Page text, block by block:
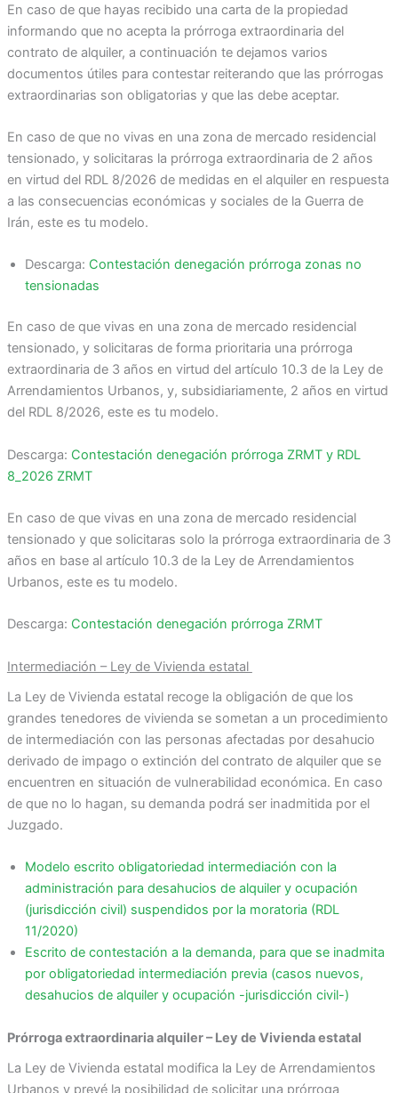
En caso de que hayas recibido una carta de la propiedad
informando que no acepta la prórroga extraordinaria del
contrato de alquiler, a continuación te dejamos varios
documentos útiles para contestar reiterando que las prórrogas
extraordinarias son obligatorias y que las debe aceptar.
En caso de que no vivas en una zona de mercado residencial
tensionado, y solicitaras la prórroga extraordinaria de 2 años
en virtud del RDL 8/2026 de medidas en el alquiler en respuesta
a las consecuencias económicas y sociales de la Guerra de
Irán, este es tu modelo.
Descarga: Contestación denegación prórroga zonas no
tensionadas
En caso de que vivas en una zona de mercado residencial
tensionado, y solicitaras de forma prioritaria una prórroga
extraordinaria de 3 años en virtud del artículo 10.3 de la Ley de
Arrendamientos Urbanos, y, subsidiariamente, 2 años en virtud
del RDL 8/2026, este es tu modelo.
Descarga: Contestación denegación prórroga ZRMT y RDL
8_2026 ZRMT
En caso de que vivas en una zona de mercado residencial
tensionado y que solicitaras solo la prórroga extraordinaria de 3
años en base al artículo 10.3 de la Ley de Arrendamientos
Urbanos, este es tu modelo.
Descarga: Contestación denegación prórroga ZRMT
Intermediación – Ley de Vivienda estatal
La Ley de Vivienda estatal recoge la obligación de que los
grandes tenedores de vivienda se sometan a un procedimiento
de intermediación con las personas afectadas por desahucio
derivado de impago o extinción del contrato de alquiler que se
encuentren en situación de vulnerabilidad económica. En caso
de que no lo hagan, su demanda podrá ser inadmitida por el
Juzgado.
Modelo escrito obligatoriedad intermediación con la
administración para desahucios de alquiler y ocupación
(jurisdicción civil) suspendidos por la moratoria (RDL
11/2020)
Escrito de contestación a la demanda, para que se inadmita
por obligatoriedad intermediación previa (casos nuevos,
desahucios de alquiler y ocupación -jurisdicción civil-)
Prórroga extraordinaria alquiler – Ley de Vivienda estatal
La Ley de Vivienda estatal modifica la Ley de Arrendamientos
Urbanos y prevé la posibilidad de solicitar una prórroga